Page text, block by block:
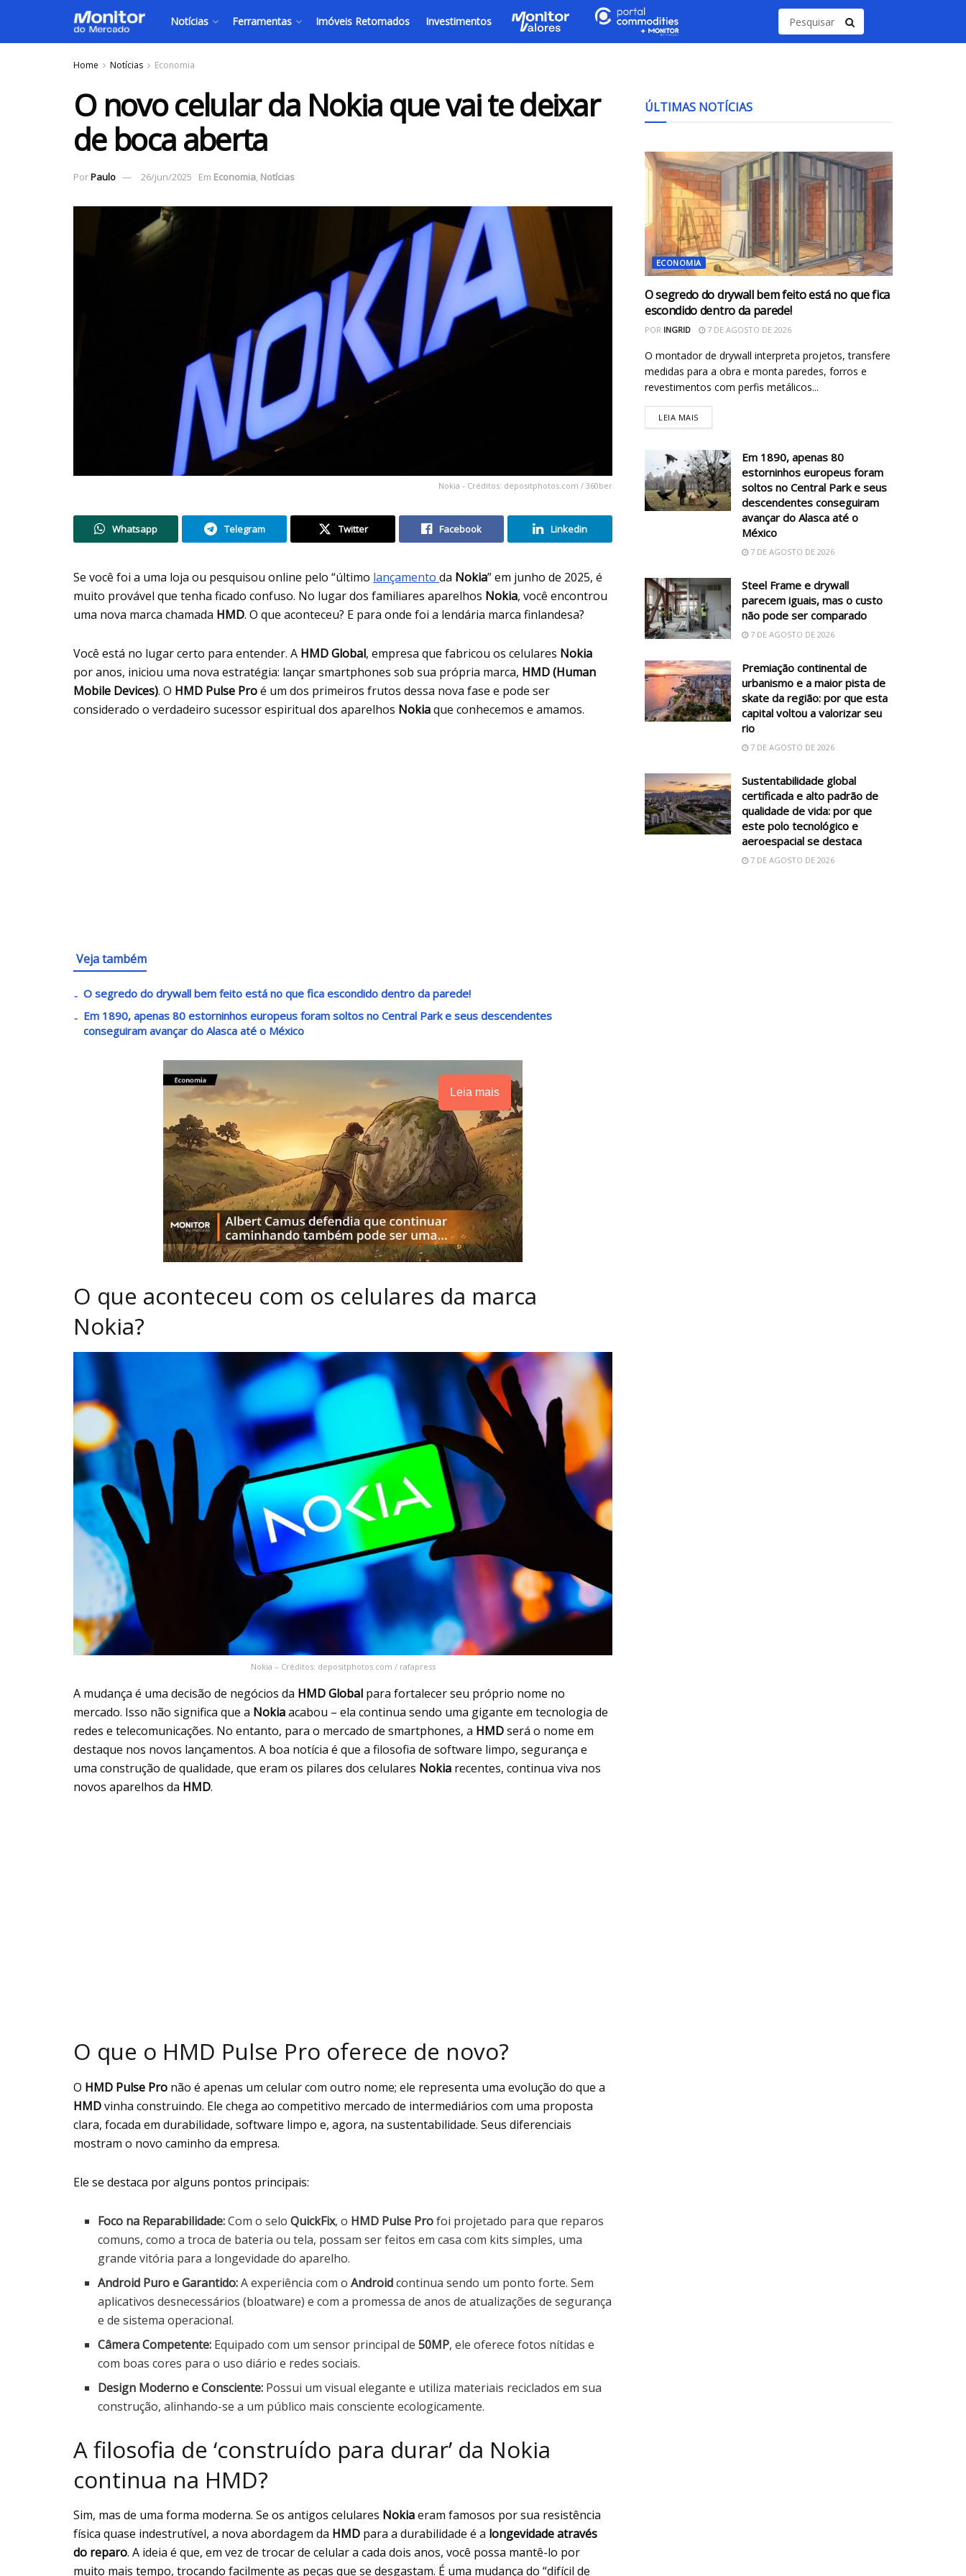
Notícias Ferramentas Imóveis Retomados Investimentos
Home Notícias Economia
O novo celular da Nokia que vai te deixar
de boca aberta
PorPaulo 26/jun/2025 Em Economia, Notícias
Nokia - Créditos: depositphotos.com / 360ber
Whatsapp Telegram Twitter Facebook Linkedin
Se você foi a uma loja ou pesquisou online pelo “último lançamento da Nokia” em junho de 2025, é
muito provável que tenha ficado confuso. No lugar dos familiares aparelhos Nokia, você encontrou
uma nova marca chamada HMD. O que aconteceu? E para onde foi a lendária marca finlandesa?
Você está no lugar certo para entender. A HMD Global, empresa que fabricou os celulares Nokia
por anos, iniciou uma nova estratégia: lançar smartphones sob sua própria marca, HMD (Human
Mobile Devices). O HMD Pulse Proé um dos primeiros frutos dessa nova fase e pode ser
considerado o verdadeiro sucessor espiritual dos aparelhos Nokiaque conhecemos e amamos.
Veja também
O segredo do drywall bem feito está no que fica escondido dentro da parede!
Em 1890, apenas 80 estorninhos europeus foram soltos no Central Park e seus descendentes
conseguiram avançar do Alasca até o México
Leia mais
O que aconteceu com os celulares da marca
Nokia?
Nokia – Créditos: depositphotos.com / rafapress
A mudança é uma decisão de negócios da HMD Global para fortalecer seu próprio nome no
mercado. Isso não significa que a Nokiaacabou – ela continua sendo uma gigante em tecnologia de
redes e telecomunicações. No entanto, para o mercado de smartphones, a HMDserá o nome em
destaque nos novos lançamentos. A boa notícia é que a filosofia de software limpo, segurança e
uma construção de qualidade, que eram os pilares dos celulares Nokia recentes, continua viva nos
novos aparelhos da HMD.
O que o HMD Pulse Pro oferece de novo?
O HMD Pulse Pro não é apenas um celular com outro nome; ele representa uma evolução do que a
HMDvinha construindo. Ele chega ao competitivo mercado de intermediários com uma proposta
clara, focada em durabilidade, software limpo e, agora, na sustentabilidade. Seus diferenciais
mostram o novo caminho da empresa.
Ele se destaca por alguns pontos principais:
Foco na Reparabilidade:Com o seloQuickFix, o HMD Pulse Profoi projetado para que reparos
comuns, como a troca de bateria ou tela, possam ser feitos em casa com kits simples, uma
grande vitória para a longevidade do aparelho.
Android Puro e Garantido:A experiência com oAndroidcontinua sendo um ponto forte. Sem
aplicativos desnecessários (bloatware) e com a promessa de anos de atualizações de segurança
e de sistema operacional.
Câmera Competente: Equipado com um sensor principal de50MP, ele oferece fotos nítidas e
com boas cores para o uso diário e redes sociais.
Design Moderno e Consciente: Possui um visual elegante e utiliza materiais reciclados em sua
construção, alinhando-se a um público mais consciente ecologicamente.
A filosofia de ‘construído para durar’ da Nokia
continua na HMD?
Sim, mas de uma forma moderna. Se os antigos celulares Nokiaeram famosos por sua resistência
física quase indestrutível, a nova abordagem da HMD para a durabilidade é a longevidade através
do reparo. A ideia é que, em vez de trocar de celular a cada dois anos, você possa mantê-lo por
muito mais tempo, trocando facilmente as peças que se desgastam. É uma mudança do “difícil de
ÚLTIMAS NOTÍCIAS
ECONOMIA
O segredo do drywall bem feito está no que fica
escondido dentro da parede!
POR INGRID 7 DE AGOSTO DE 2026
O montador de drywall interpreta projetos, transfere
medidas para a obra e monta paredes, forros e
revestimentos com perfis metálicos...
LEIA MAIS
Em 1890, apenas 80
estorninhos europeus foram
soltos no Central Park e seus
descendentes conseguiram
avançar do Alasca até o
México
7 DE AGOSTO DE 2026
Steel Frame e drywall
parecem iguais, mas o custo
não pode ser comparado
7 DE AGOSTO DE 2026
Premiação continental de
urbanismo e a maior pista de
skate da região: por que esta
capital voltou a valorizar seu
rio
7 DE AGOSTO DE 2026
Sustentabilidade global
certificada e alto padrão de
qualidade de vida: por que
este polo tecnológico e
aeroespacial se destaca
7 DE AGOSTO DE 2026